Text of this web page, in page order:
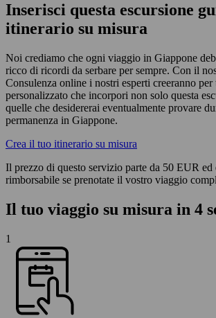
Inserisci questa escursione
itinerario su misura
Noi crediamo che ogni viaggio in Giappone
ricco di ricordi da serbare per sempre. Con il
Consulenza online i nostri esperti creeranno
personalizzato che incorpori non solo questa
quelle che desidererai eventualmente provare
permanenza in Giappone.
Crea il tuo itinerario su misura
Il prezzo di questo servizio parte da 50 EUR ed
rimborsabile se prenotate il vostro viaggio
Il tuo viaggio su misura in 4
1